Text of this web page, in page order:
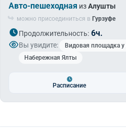
Авто-пешеходная изАлушты
можно присоединиться в Гурзуфе
Продолжительность: 6ч.
Вы увидите: Видовая площадка у
Набережная Ялты
Расписание